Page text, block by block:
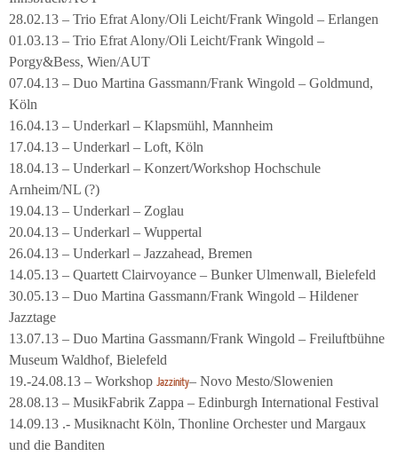
28.02.13 – Trio Efrat Alony/Oli Leicht/Frank Wingold – Erlangen
01.03.13 – Trio Efrat Alony/Oli Leicht/Frank Wingold –
Porgy&Bess, Wien/AUT
07.04.13 – Duo Martina Gassmann/Frank Wingold – Goldmund,
Köln
16.04.13 – Underkarl – Klapsmühl, Mannheim
17.04.13 – Underkarl – Loft, Köln
18.04.13 – Underkarl – Konzert/Workshop Hochschule
Arnheim/NL (?)
19.04.13 – Underkarl – Zoglau
20.04.13 – Underkarl – Wuppertal
26.04.13 – Underkarl – Jazzahead, Bremen
14.05.13 – Quartett Clairvoyance – Bunker Ulmenwall, Bielefeld
30.05.13 – Duo Martina Gassmann/Frank Wingold – Hildener
Jazztage
13.07.13 – Duo Martina Gassmann/Frank Wingold – Freiluftbühne
Museum Waldhof, Bielefeld
19.-24.08.13 – Workshop Jazzinity– Novo Mesto/Slowenien
28.08.13 – MusikFabrik Zappa – Edinburgh International Festival
14.09.13 .- Musiknacht Köln, Thonline Orchester und Margaux
und die Banditen